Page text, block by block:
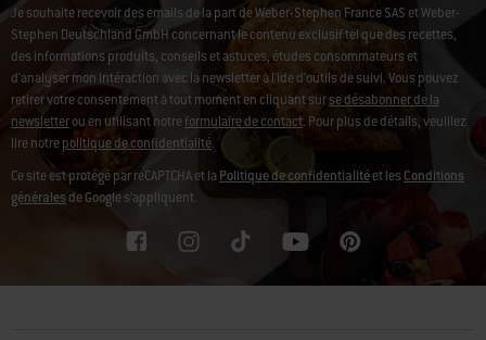
Je souhaite recevoir des emails de la part de Weber-Stephen France SAS et Weber-
Stephen Deutschland GmbH concernant le contenu exclusif tel que des recettes,
des informations produits, conseils et astuces, études consommateurs et
d'analyser mon intéraction avec la newsletter à l'ide d'outils de suivi. Vous pouvez
retirer votre consentement à tout moment en cliquant surse désabonner de la
newsletterou en utilisant notreformulaire de contact. Pour plus de détails, veuillez
lire notrepolitique de confidentialité.
Ce site est protégé par reCAPTCHA et la Politique de confidentialitéet lesConditions
généralesde Google s’appliquent.